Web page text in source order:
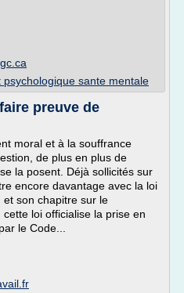
psychologique sante mentale
preuve de
moral et à la souffrance
de plus en plus de
la posent. Déjà sollicités sur
encore davantage avec la loi
son chapitre sur le
loi officialise la prise en
le Code...